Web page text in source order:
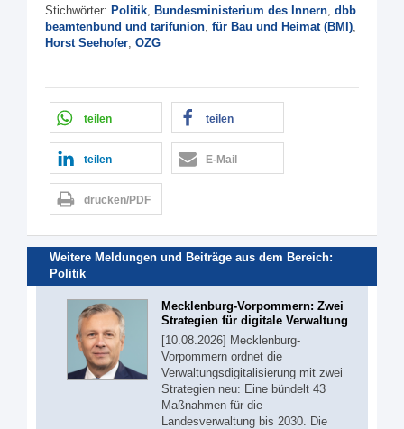
Stichwörter: Politik, Bundesministerium des Innern, dbb
beamtenbund und tarifunion, für Bau und Heimat (BMI),
Horst Seehofer, OZG
teilen teilen
teilen E-Mail
drucken/PDF
Weitere Meldungen und Beiträge aus dem Bereich:
Politik
Mecklenburg-Vorpommern: Zwei
Strategien für digitale Verwaltung
[10.08.2026] Mecklenburg-
Vorpommern ordnet die
Verwaltungsdigitalisierung mit zwei
Strategien neu: Eine bündelt 43
Maßnahmen für die
Landesverwaltung bis 2030. Die